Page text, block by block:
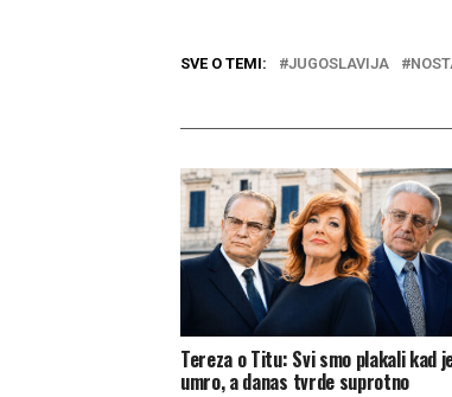
SVE O TEMI: JUGOSLAVIJA
Tereza o Titu: Svi smo plakali kad
umro, a danas tvrde suprotno